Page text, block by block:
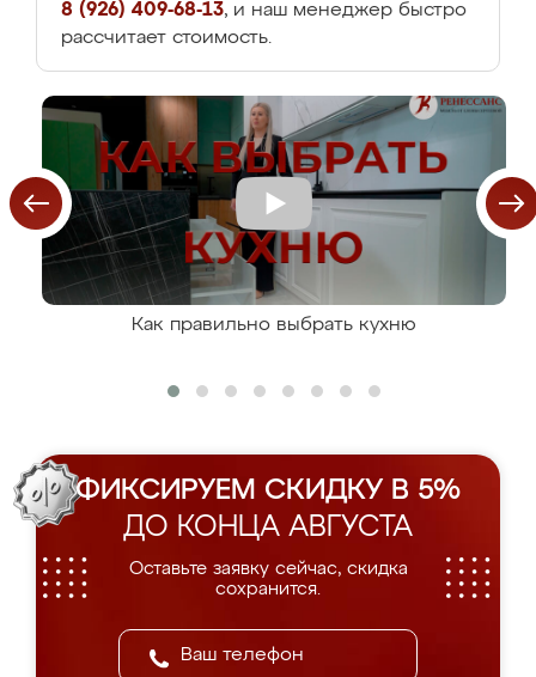
8 (926) 409-68-13, и наш менеджер быстро
рассчитает стоимость.
Как правильно выбрать кухню
ФИКСИРУЕМ СКИДКУ В 5%
ДО КОНЦА АВГУСТА
Оставьте заявку сейчас, скидка
сохранится.